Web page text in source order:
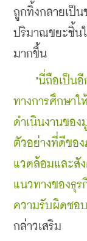
ถูกทิ้งกลายเป็
ปริมาณขยะชิ้น
มากขึ้น
"นี่ถือเป็นอีก
ทางการศึกษาใ
ดำเนินงานขอ
ตัวอย่างที่ดีขอ
แวดล้อมและสั
แนวทางของธุ
ความรับผิดชอ
กล่าวเสริม